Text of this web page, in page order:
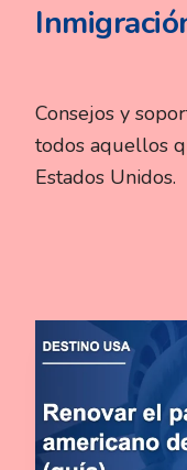
Consejos y
todos aquellos
Estados Unidos.